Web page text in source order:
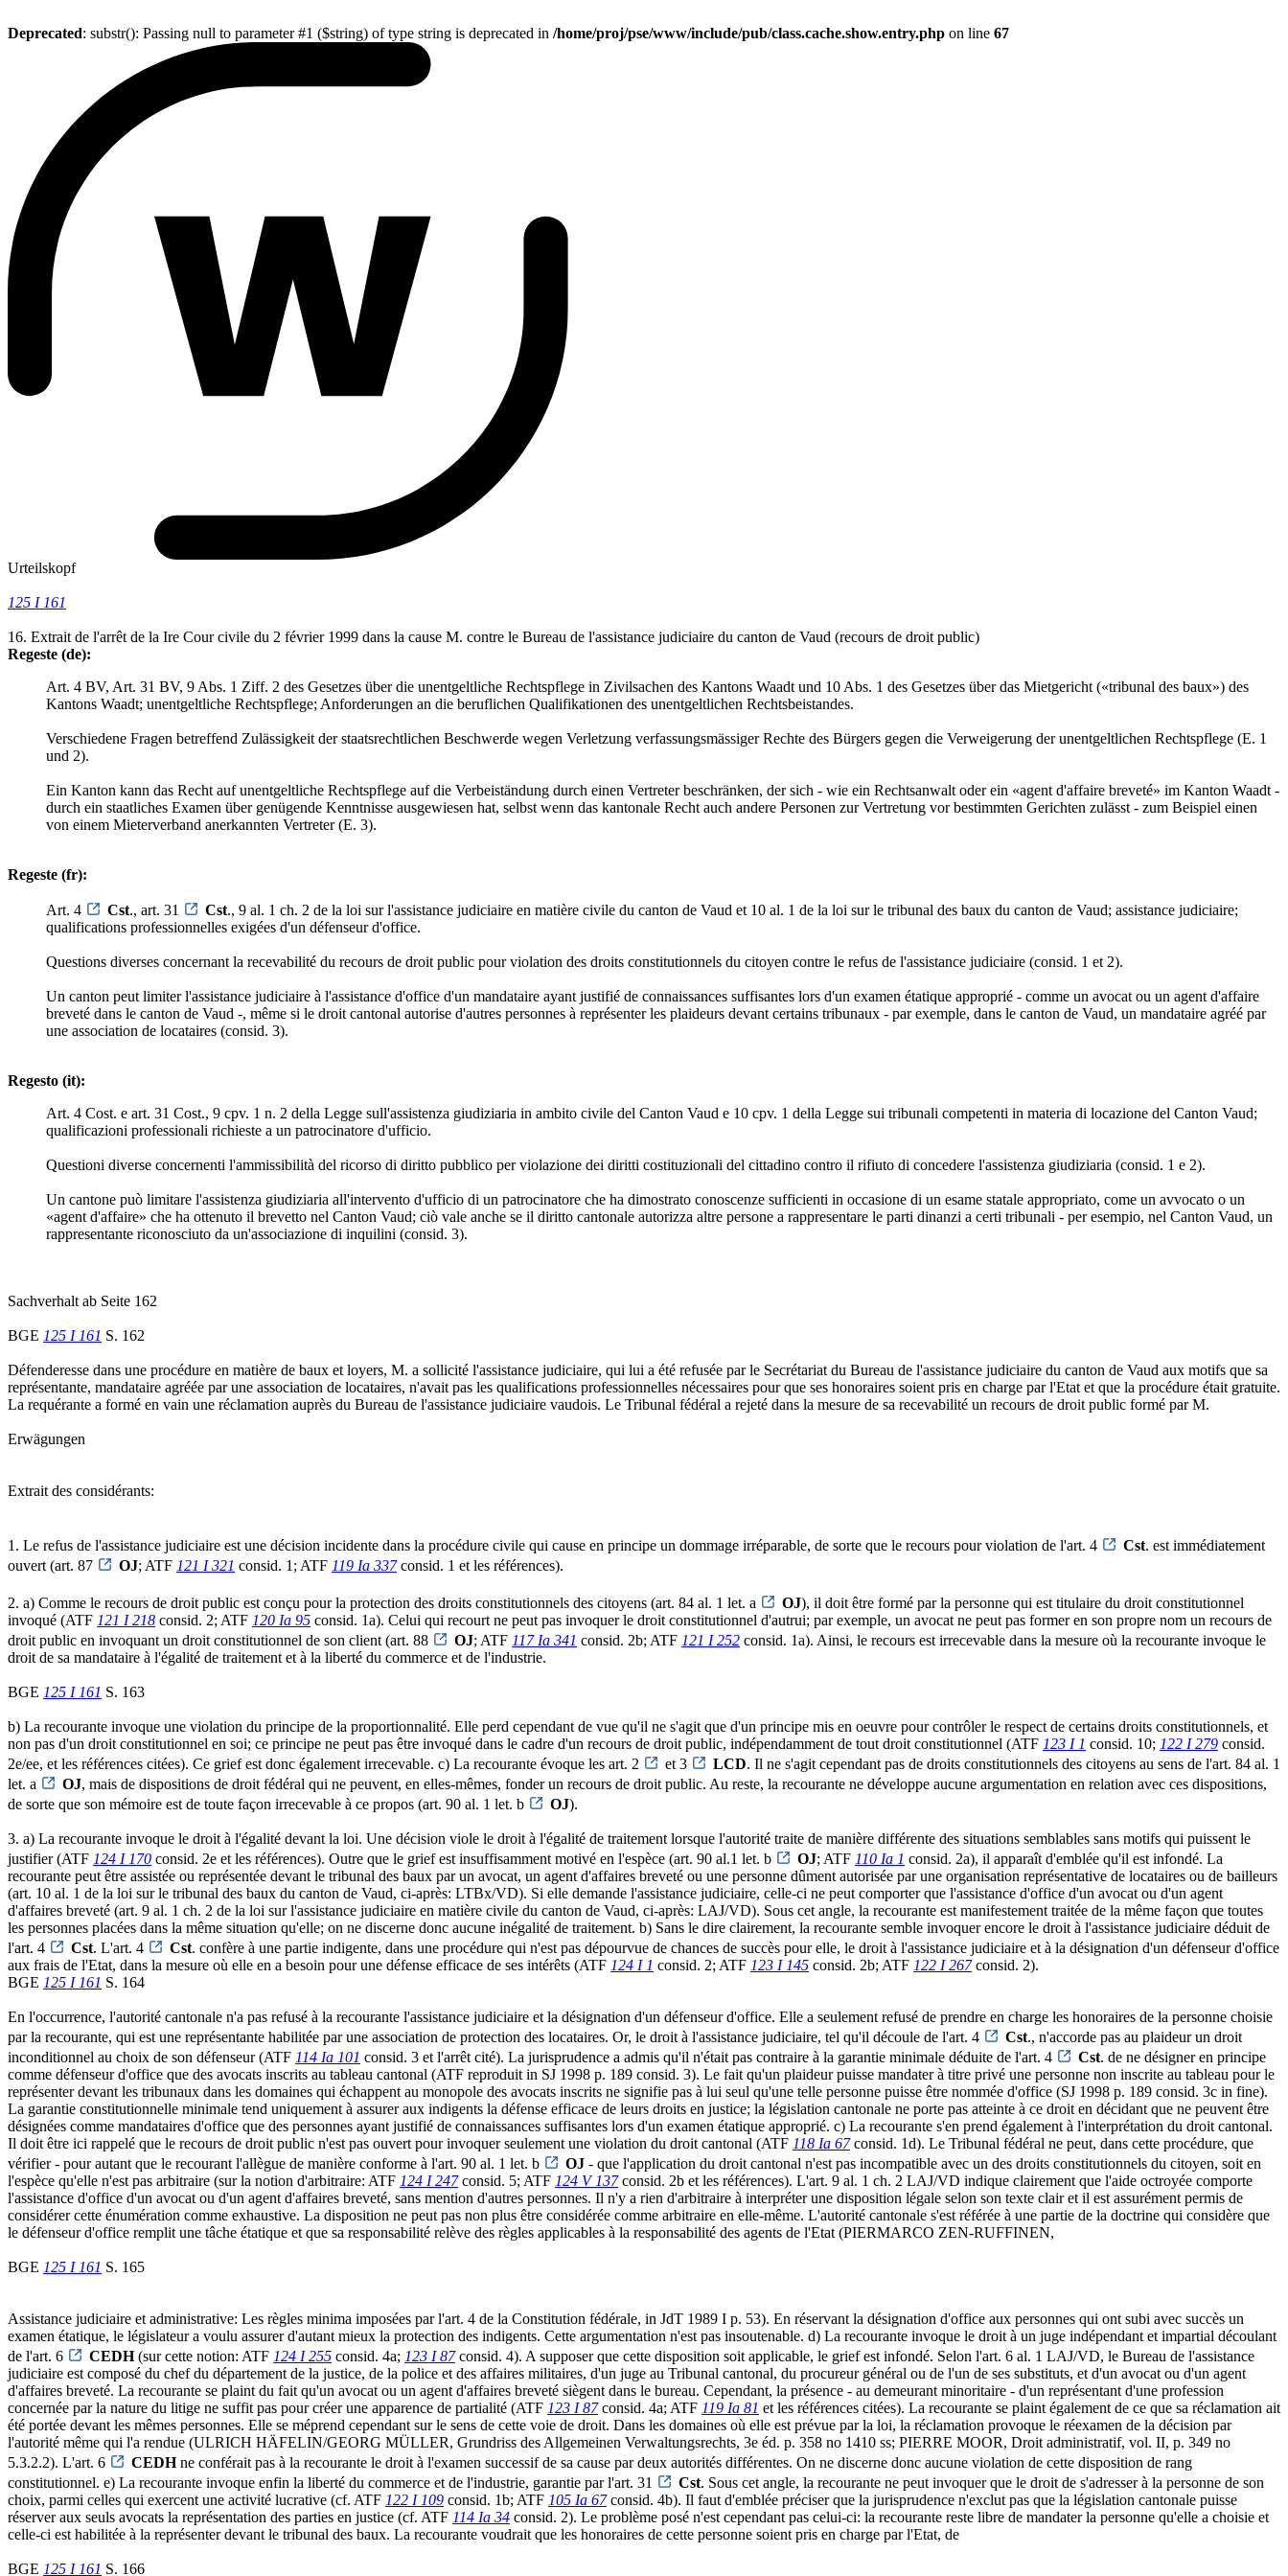
Deprecated: substr(): Passing null to parameter #1 ($string) of type string is deprecated in /home/proj/pse/www/include/pub/class.cache.show.entry.php on line 67
Urteilskopf
125 I 161
16. Extrait de l'arrêt de la Ire Cour civile du 2 février 1999 dans la cause M. contre le Bureau de l'assistance judiciaire du canton de Vaud (recours de droit public)
Regeste (de):
Art. 4 BV, Art. 31 BV, 9 Abs. 1 Ziff. 2 des Gesetzes über die unentgeltliche Rechtspflege in Zivilsachen des Kantons Waadt und 10 Abs. 1 des Gesetzes über das Mietgericht («tribunal des baux») des
Kantons Waadt; unentgeltliche Rechtspflege; Anforderungen an die beruflichen Qualifikationen des unentgeltlichen Rechtsbeistandes.
Verschiedene Fragen betreffend Zulässigkeit der staatsrechtlichen Beschwerde wegen Verletzung verfassungsmässiger Rechte des Bürgers gegen die Verweigerung der unentgeltlichen Rechtspflege (E. 1
und 2).
Ein Kanton kann das Recht auf unentgeltliche Rechtspflege auf die Verbeiständung durch einen Vertreter beschränken, der sich - wie ein Rechtsanwalt oder ein «agent d'affaire breveté» im Kanton Waadt -
durch ein staatliches Examen über genügende Kenntnisse ausgewiesen hat, selbst wenn das kantonale Recht auch andere Personen zur Vertretung vor bestimmten Gerichten zulässt - zum Beispiel einen
von einem Mieterverband anerkannten Vertreter (E. 3).
Regeste (fr):
Art. 4 Cst., art. 31 Cst., 9 al. 1 ch. 2 de la loi sur l'assistance judiciaire en matière civile du canton de Vaud et 10 al. 1 de la loi sur le tribunal des baux du canton de Vaud; assistance judiciaire;
qualifications professionnelles exigées d'un défenseur d'office.
Questions diverses concernant la recevabilité du recours de droit public pour violation des droits constitutionnels du citoyen contre le refus de l'assistance judiciaire (consid. 1 et 2).
Un canton peut limiter l'assistance judiciaire à l'assistance d'office d'un mandataire ayant justifié de connaissances suffisantes lors d'un examen étatique approprié - comme un avocat ou un agent d'affaire
breveté dans le canton de Vaud -, même si le droit cantonal autorise d'autres personnes à représenter les plaideurs devant certains tribunaux - par exemple, dans le canton de Vaud, un mandataire agréé par
une association de locataires (consid. 3).
Regesto (it):
Art. 4 Cost. e art. 31 Cost., 9 cpv. 1 n. 2 della Legge sull'assistenza giudiziaria in ambito civile del Canton Vaud e 10 cpv. 1 della Legge sui tribunali competenti in materia di locazione del Canton Vaud;
qualificazioni professionali richieste a un patrocinatore d'ufficio.
Questioni diverse concernenti l'ammissibilità del ricorso di diritto pubblico per violazione dei diritti costituzionali del cittadino contro il rifiuto di concedere l'assistenza giudiziaria (consid. 1 e 2).
Un cantone può limitare l'assistenza giudiziaria all'intervento d'ufficio di un patrocinatore che ha dimostrato conoscenze sufficienti in occasione di un esame statale appropriato, come un avvocato o un
«agent d'affaire» che ha ottenuto il brevetto nel Canton Vaud; ciò vale anche se il diritto cantonale autorizza altre persone a rappresentare le parti dinanzi a certi tribunali - per esempio, nel Canton Vaud, un
rappresentante riconosciuto da un'associazione di inquilini (consid. 3).
Sachverhalt ab Seite 162
BGE 125 I 161 S. 162
Défenderesse dans une procédure en matière de baux et loyers, M. a sollicité l'assistance judiciaire, qui lui a été refusée par le Secrétariat du Bureau de l'assistance judiciaire du canton de Vaud aux motifs que sa
représentante, mandataire agréée par une association de locataires, n'avait pas les qualifications professionnelles nécessaires pour que ses honoraires soient pris en charge par l'Etat et que la procédure était gratuite.
La requérante a formé en vain une réclamation auprès du Bureau de l'assistance judiciaire vaudois. Le Tribunal fédéral a rejeté dans la mesure de sa recevabilité un recours de droit public formé par M.
Erwägungen
Extrait des considérants:
1. Le refus de l'assistance judiciaire est une décision incidente dans la procédure civile qui cause en principe un dommage irréparable, de sorte que le recours pour violation de l'art. 4 Cst. est immédiatement
ouvert (art. 87
OJ; ATF 121 I 321 consid. 1; ATF 119 Ia 337consid. 1 et les références).
2. a) Comme le recours de droit public est conçu pour la protection des droits constitutionnels des citoyens (art. 84 al. 1 let. a OJ), il doit être formé par la personne qui est titulaire du droit constitutionnel
invoqué (ATF 121 I 218 consid. 2; ATF 120 Ia 95 consid. 1a). Celui qui recourt ne peut pas invoquer le droit constitutionnel d'autrui; par exemple, un avocat ne peut pas former en son propre nom un recours de
droit public en invoquant un droit constitutionnel de son client (art. 88
OJ; ATF 117 Ia 341 consid. 2b; ATF 121 I 252 consid. 1a). Ainsi, le recours est irrecevable dans la mesure où la recourante invoque le
droit de sa mandataire à l'égalité de traitement et à la liberté du commerce et de l'industrie.
BGE 125 I 161 S. 163
b) La recourante invoque une violation du principe de la proportionnalité. Elle perd cependant de vue qu'il ne s'agit que d'un principe mis en oeuvre pour contrôler le respect de certains droits constitutionnels, et
non pas d'un droit constitutionnel en soi; ce principe ne peut pas être invoqué dans le cadre d'un recours de droit public, indépendamment de tout droit constitutionnel (ATF 123 I 1 consid. 10; 122 I 279 consid.
2e/ee, et les références citées). Ce grief est donc également irrecevable. c) La recourante évoque les art. 2
et 3 LCD. Il ne s'agit cependant pas de droits constitutionnels des citoyens au sens de l'art. 84 al. 1
let. a
OJ, mais de dispositions de droit fédéral qui ne peuvent, en elles-mêmes, fonder un recours de droit public. Au reste, la recourante ne développe aucune argumentation en relation avec ces dispositions,
de sorte que son mémoire est de toute façon irrecevable à ce propos (art. 90 al. 1 let. b
OJ).
3. a) La recourante invoque le droit à l'égalité devant la loi. Une décision viole le droit à l'égalité de traitement lorsque l'autorité traite de manière différente des situations semblables sans motifs qui puissent le
justifier (ATF 124 I 170 consid. 2e et les références). Outre que le grief est insuffisamment motivé en l'espèce (art. 90 al.1 let. b OJ; ATF 110 Ia 1 consid. 2a), il apparaît d'emblée qu'il est infondé. La
recourante peut être assistée ou représentée devant le tribunal des baux par un avocat, un agent d'affaires breveté ou une personne dûment autorisée par une organisation représentative de locataires ou de bailleurs
(art. 10 al. 1 de la loi sur le tribunal des baux du canton de Vaud, ci-après: LTBx/VD). Si elle demande l'assistance judiciaire, celle-ci ne peut comporter que l'assistance d'office d'un avocat ou d'un agent
d'affaires breveté (art. 9 al. 1 ch. 2 de la loi sur l'assistance judiciaire en matière civile du canton de Vaud, ci-après: LAJ/VD). Sous cet angle, la recourante est manifestement traitée de la même façon que toutes
les personnes placées dans la même situation qu'elle; on ne discerne donc aucune inégalité de traitement. b) Sans le dire clairement, la recourante semble invoquer encore le droit à l'assistance judiciaire déduit de
l'art. 4
Cst. L'art. 4 Cst. confère à une partie indigente, dans une procédure qui n'est pas dépourvue de chances de succès pour elle, le droit à l'assistance judiciaire et à la désignation d'un défenseur d'office
aux frais de l'Etat, dans la mesure où elle en a besoin pour une défense efficace de ses intérêts (ATF 124 I 1 consid. 2; ATF 123 I 145 consid. 2b; ATF 122 I 267consid. 2).
BGE 125 I 161 S. 164
En l'occurrence, l'autorité cantonale n'a pas refusé à la recourante l'assistance judiciaire et la désignation d'un défenseur d'office. Elle a seulement refusé de prendre en charge les honoraires de la personne choisie
par la recourante, qui est une représentante habilitée par une association de protection des locataires. Or, le droit à l'assistance judiciaire, tel qu'il découle de l'art. 4
Cst., n'accorde pas au plaideur un droit
inconditionnel au choix de son défenseur (ATF 114 Ia 101 consid. 3 et l'arrêt cité). La jurisprudence a admis qu'il n'était pas contraire à la garantie minimale déduite de l'art. 4 Cst. de ne désigner en principe
comme défenseur d'office que des avocats inscrits au tableau cantonal (ATF reproduit in SJ 1998 p. 189 consid. 3). Le fait qu'un plaideur puisse mandater à titre privé une personne non inscrite au tableau pour le
représenter devant les tribunaux dans les domaines qui échappent au monopole des avocats inscrits ne signifie pas à lui seul qu'une telle personne puisse être nommée d'office (SJ 1998 p. 189 consid. 3c in fine).
La garantie constitutionnelle minimale tend uniquement à assurer aux indigents la défense efficace de leurs droits en justice; la législation cantonale ne porte pas atteinte à ce droit en décidant que ne peuvent être
désignées comme mandataires d'office que des personnes ayant justifié de connaissances suffisantes lors d'un examen étatique approprié. c) La recourante s'en prend également à l'interprétation du droit cantonal.
Il doit être ici rappelé que le recours de droit public n'est pas ouvert pour invoquer seulement une violation du droit cantonal (ATF 118 Ia 67consid. 1d). Le Tribunal fédéral ne peut, dans cette procédure, que
vérifier - pour autant que le recourant l'allègue de manière conforme à l'art. 90 al. 1 let. b
OJ - que l'application du droit cantonal n'est pas incompatible avec un des droits constitutionnels du citoyen, soit en
l'espèce qu'elle n'est pas arbitraire (sur la notion d'arbitraire: ATF 124 I 247consid. 5; ATF 124 V 137consid. 2b et les références). L'art. 9 al. 1 ch. 2 LAJ/VD indique clairement que l'aide octroyée comporte
l'assistance d'office d'un avocat ou d'un agent d'affaires breveté, sans mention d'autres personnes. Il n'y a rien d'arbitraire à interpréter une disposition légale selon son texte clair et il est assurément permis de
considérer cette énumération comme exhaustive. La disposition ne peut pas non plus être considérée comme arbitraire en elle-même. L'autorité cantonale s'est référée à une partie de la doctrine qui considère que
le défenseur d'office remplit une tâche étatique et que sa responsabilité relève des règles applicables à la responsabilité des agents de l'Etat (PIERMARCO ZEN-RUFFINEN,
BGE 125 I 161 S. 165
Assistance judiciaire et administrative: Les règles minima imposées par l'art. 4 de la Constitution fédérale, in JdT 1989 I p. 53). En réservant la désignation d'office aux personnes qui ont subi avec succès un
examen étatique, le législateur a voulu assurer d'autant mieux la protection des indigents. Cette argumentation n'est pas insoutenable. d) La recourante invoque le droit à un juge indépendant et impartial découlant
de l'art. 6
CEDH(sur cette notion: ATF 124 I 255 consid. 4a; 123 I 87consid. 4). A supposer que cette disposition soit applicable, le grief est infondé. Selon l'art. 6 al. 1 LAJ/VD, le Bureau de l'assistance
judiciaire est composé du chef du département de la justice, de la police et des affaires militaires, d'un juge au Tribunal cantonal, du procureur général ou de l'un de ses substituts, et d'un avocat ou d'un agent
d'affaires breveté. La recourante se plaint du fait qu'un avocat ou un agent d'affaires breveté siègent dans le bureau. Cependant, la présence - au demeurant minoritaire - d'un représentant d'une profession
concernée par la nature du litige ne suffit pas pour créer une apparence de partialité (ATF 123 I 87consid. 4a; ATF 119 Ia 81 et les références citées). La recourante se plaint également de ce que sa réclamation ait
été portée devant les mêmes personnes. Elle se méprend cependant sur le sens de cette voie de droit. Dans les domaines où elle est prévue par la loi, la réclamation provoque le réexamen de la décision par
l'autorité même qui l'a rendue (ULRICH HÄFELIN/GEORG MÜLLER, Grundriss des Allgemeinen Verwaltungsrechts, 3e éd. p. 358 no 1410 ss; PIERRE MOOR, Droit administratif, vol. II, p. 349 no
5.3.2.2). L'art. 6
CEDHne conférait pas à la recourante le droit à l'examen successif de sa cause par deux autorités différentes. On ne discerne donc aucune violation de cette disposition de rang
constitutionnel. e) La recourante invoque enfin la liberté du commerce et de l'industrie, garantie par l'art. 31
Cst. Sous cet angle, la recourante ne peut invoquer que le droit de s'adresser à la personne de son
choix, parmi celles qui exercent une activité lucrative (cf. ATF 122 I 109 consid. 1b; ATF 105 Ia 67consid. 4b). Il faut d'emblée préciser que la jurisprudence n'exclut pas que la législation cantonale puisse
réserver aux seuls avocats la représentation des parties en justice (cf. ATF 114 Ia 34 consid. 2). Le problème posé n'est cependant pas celui-ci: la recourante reste libre de mandater la personne qu'elle a choisie et
celle-ci est habilitée à la représenter devant le tribunal des baux. La recourante voudrait que les honoraires de cette personne soient pris en charge par l'Etat, de
BGE 125 I 161 S. 166